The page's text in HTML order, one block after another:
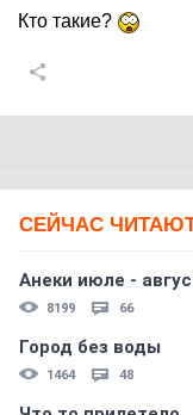
Кто такие?
СЕЙЧАС
Анеки июле -
8199 66
Город без воды
1464 48